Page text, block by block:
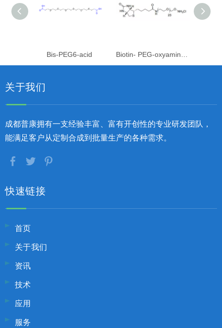
Bis-PEG6-acid
关于我们
成都普康拥有一支经验丰富、富有开创性的专业研发团队，
能满足客户从定制合成到批量生产的各种需求。
快速链接
首页
关于我们
资讯
技术
应用
服务